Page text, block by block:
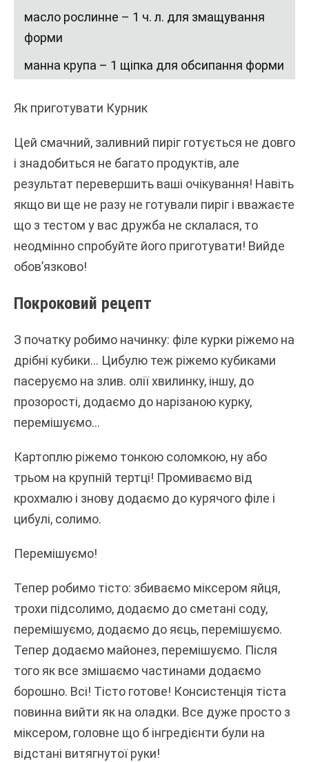
масло рослинне – 1 ч. л. для змащування
форми
манна крупа – 1 щіпка для обсипання форми
Як приготувати Курник
Цей смачний, заливний пиріг готується не довго
і знадобиться не багато продуктів, але
результат перевершить ваші очікування! Навіть
якщо ви ще не разу не готували пиріг і вважаєте
що з тестом у вас дружба не склалася, то
неодмінно спробуйте його приготувати! Вийде
обов’язково!
Покроковий рецепт
З початку робимо начинку: філе курки ріжемо на
дрібні кубики… Цибулю теж ріжемо кубиками
пасеруємо на злив. олії хвилинку, іншу, до
прозорості, додаємо до нарізаною курку,
перемішуємо…
Картоплю ріжемо тонкою соломкою, ну або
трьом на крупній тертці! Промиваємо від
крохмалю і знову додаємо до курячого філе і
цибулі, солимо.
Перемішуємо!
Тепер робимо тісто: збиваємо міксером яйця,
трохи підсолимо, додаємо до сметані соду,
перемішуємо, додаємо до яєць, перемішуємо.
Тепер додаємо майонез, перемішуємо. Після
того як все змішаємо частинами додаємо
борошно. Всі! Тісто готове! Консистенція тіста
повинна вийти як на оладки. Все дуже просто з
міксером, головне що б інгредієнти були на
відстані витягнутої руки!